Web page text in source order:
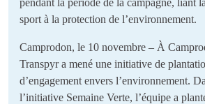
pendant la période de la campagne, liant
sport à la protection de l’environnement.
Camprodon, le 10 novembre – À
Transpyr a mené une initiative de
d’engagement envers l’environnement.
l’initiative Semaine Verte, l’équipe a